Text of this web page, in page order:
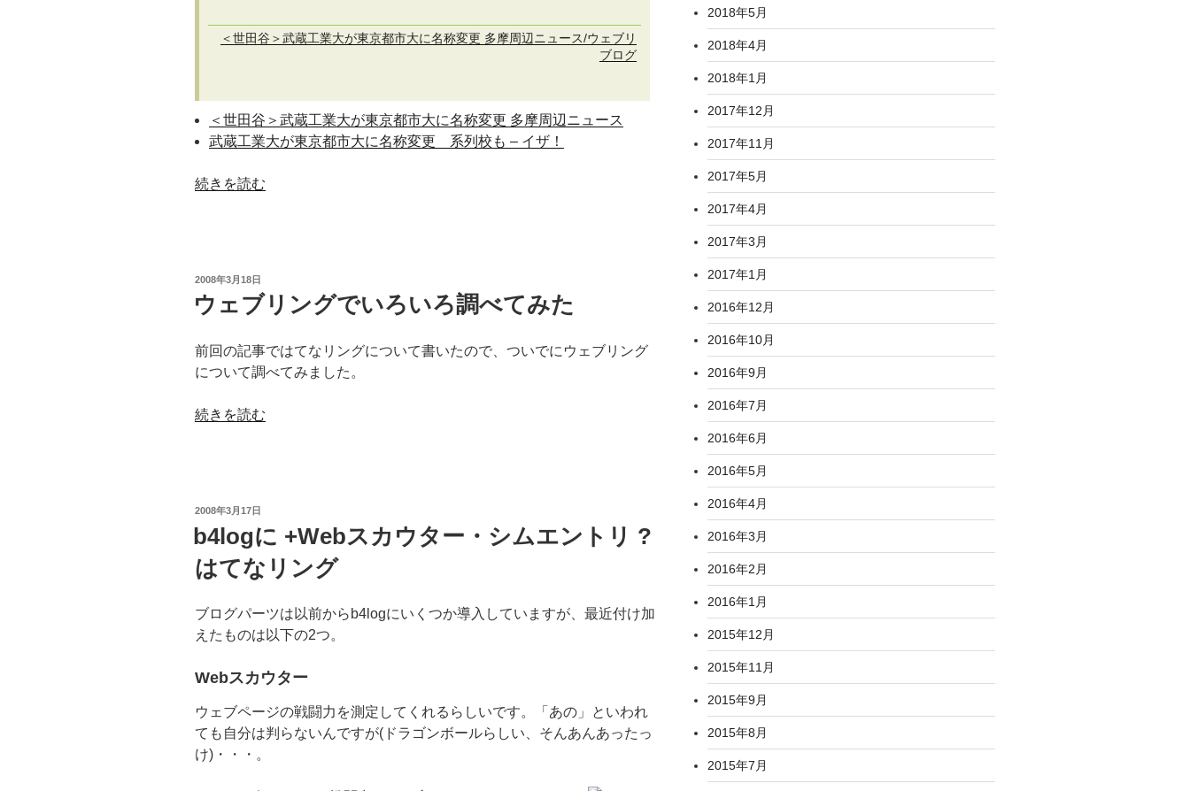
＜世田谷＞武蔵工業大が東京都市大に名称変更 多摩周辺ニュース/ウェブリ
ブログ
＜世田谷＞武蔵工業大が東京都市大に名称変更 多摩周辺ニュース
武蔵工業大が東京都市大に名称変更 系列校も – イザ！
“武
は、
京
都
大
時
代
—
東
グ
ー
プ”
の
続きを読む
投
稿
日:
2008年3月18日
ウェブリングでいろいろ調べてみた
前回の記事ではてなリングについて書いたので、ついでにウェブリング
について調べてみました。
“ウ
で
い
ろ
い
ろ
べ
み
た”
の
続きを読む
投
日:
2008年3月17日
b4logに +Webスカウター・シムエントリ ?
はてなリング
ブログパーツは以前からb4logにいくつか導入していますが、最近付け加
えたものは以下の2つ。
Webスカウター
ウェブページの戦闘力を測定してくれるらしいです。「あの」といわれ
ても自分は判らないんですが(ドラゴンボールらしい、そんあんあったっ
け)・・・。
2018年5月
2018年4月
2018年1月
2017年12月
2017年11月
2017年5月
2017年4月
2017年3月
2017年1月
2016年12月
2016年10月
2016年9月
2016年7月
2016年6月
2016年5月
2016年4月
2016年3月
2016年2月
2016年1月
2015年12月
2015年11月
2015年9月
2015年8月
2015年7月